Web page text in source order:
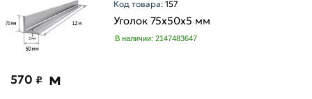
Ширина
100
125
Код товара:157
Уголок 75х50х5 мм
В наличии: 2147483647
570 ₽ м